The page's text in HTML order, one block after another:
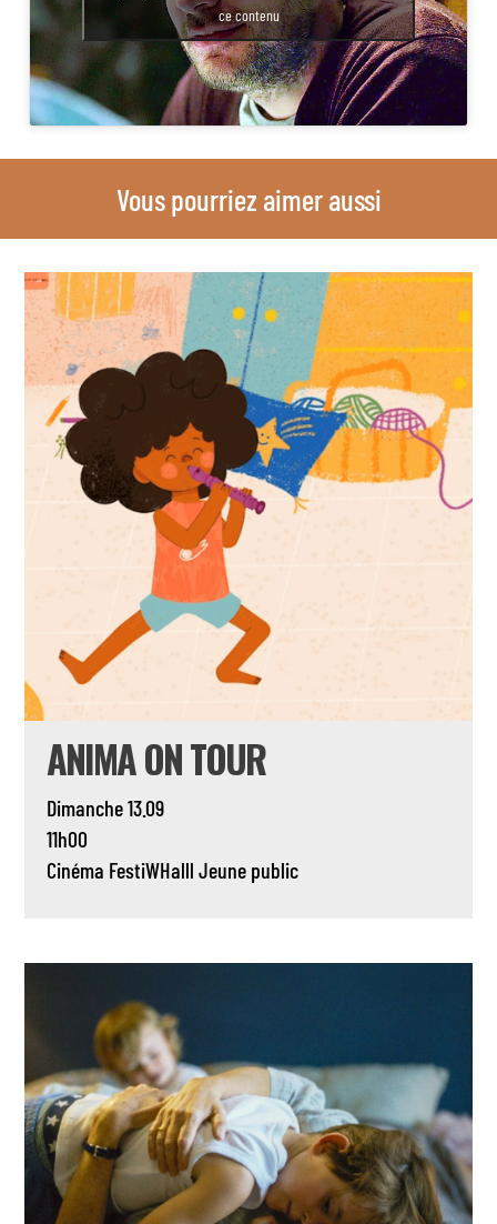
ce contenu
Vous pourriez aimer aussi
ANIMA ON TOUR
Dimanche 13.09
11h00
Cinéma FestiWHalll Jeune public